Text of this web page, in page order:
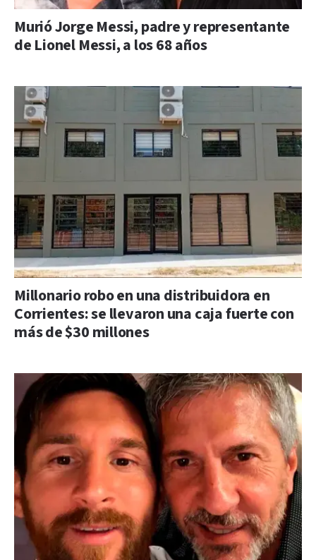
Murió Jorge Messi, padre y representante
de Lionel Messi, a los 68 años
Millonario robo en una distribuidora en
Corrientes: se llevaron una caja fuerte con
más de $30 millones